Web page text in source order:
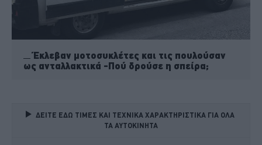
Έκλεβαν μοτοσυκλέτες και τις πουλούσαν
ως ανταλλακτικά -Πού δρούσε η σπείρα;
ΔΕΙΤΕ ΕΔΩ ΤΙΜΕΣ ΚΑΙ ΤΕΧΝΙΚΑ ΧΑΡΑΚΤΗΡΙΣΤΙΚΑ ΓΙΑ ΟΛΑ
ΤΑ ΑΥΤΟΚΙΝΗΤΑ